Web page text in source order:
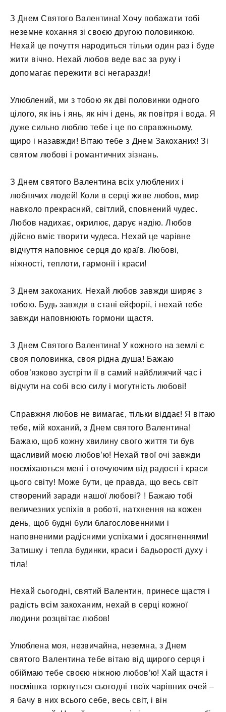
З Днем Святого Валентина! Хочу побажати тобі
неземне кохання зі своєю другою половинкою.
Нехай це почуття народиться тільки один раз і буде
жити вічно. Нехай любов веде вас за руку і
допомагає пережити всі негаразди!
Улюблений, ми з тобою як дві половинки одного
цілого, як інь і янь, як ніч і день, як повітря і вода. Я
дуже сильно люблю тебе і це по справжньому,
щиро і назавжди! Вітаю тебе з Днем Закоханих! Зі
святом любові і романтичних зізнань.
З Днем святого Валентина всіх улюблених і
люблячих людей! Коли в серці живе любов, мир
навколо прекрасний, світлий, сповнений чудес.
Любов надихає, окрилює, дарує надію. Любов
дійсно вміє творити чудеса. Нехай це чарівне
відчуття наповнює серця до країв. Любові,
ніжності, теплоти, гармонії і краси!
З Днем закоханих. Нехай любов завжди ширяє з
тобою. Будь завжди в стані ейфорії, і нехай тебе
завжди наповнюють гормони щастя.
З Днем Святого Валентина! У кожного на землі є
своя половинка, своя рідна душа! Бажаю
обов’язково зустріти її в самий найближчий час і
відчути на собі всю силу і могутність любові!
Справжня любов не вимагає, тільки віддає! Я вітаю
тебе, мій коханий, з Днем святого Валентина!
Бажаю, щоб кожну хвилину свого життя ти був
щасливий моєю любов’ю! Нехай твої очі завжди
посміхаються мені і оточуючим від радості і краси
цього світу! Може бути, це правда, що весь світ
створений заради нашої любові? ! Бажаю тобі
величезних успіхів в роботі, натхнення на кожен
день, щоб будні були благословенними і
наповненими радісними успіхами і досягненнями!
Затишку і тепла будинки, краси і бадьорості духу і
тіла!
Нехай сьогодні, святий Валентин, принесе щастя і
радість всім закоханим, нехай в серці кожної
людини розцвітає любов!
Улюблена моя, незвичайна, неземна, з Днем
святого Валентина тебе вітаю від щирого серця і
обіймаю тебе своєю ніжною любов’ю! Хай щастя і
посмішка торкнуться сьогодні твоїх чарівних очей –
я бачу в них всього себе, весь світ, і він